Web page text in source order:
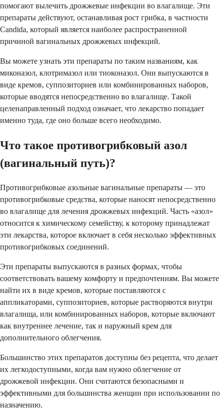
помогают вылечить дрожжевые инфекции во влагалище. Эти
препараты действуют, останавливая рост грибка, в частности
Candida, который является наиболее распространенной
причиной вагинальных дрожжевых инфекций.
Вы можете узнать эти препараты по таким названиям, как
миконазол, клотримазол или тиоконазол. Они выпускаются в
виде кремов, суппозиториев или комбинированных наборов,
которые вводятся непосредственно во влагалище. Такой
целенаправленный подход означает, что лекарство попадает
именно туда, где оно больше всего необходимо.
Что такое противогрибковый азол
(вагинальный путь)?
Противогрибковые азольные вагинальные препараты — это
противогрибковые средства, которые наносят непосредственно
во влагалище для лечения дрожжевых инфекций. Часть «азол»
относится к химическому семейству, к которому принадлежат
эти лекарства, которое включает в себя несколько эффективных
противогрибковых соединений.
Эти препараты выпускаются в разных формах, чтобы
соответствовать вашему комфорту и предпочтениям. Вы можете
найти их в виде кремов, которые поставляются с
аппликаторами, суппозиториев, которые растворяются внутри
влагалища, или комбинированных наборов, которые включают
как внутреннее лечение, так и наружный крем для
дополнительного облегчения.
Большинство этих препаратов доступны без рецепта, что делает
их легкодоступными, когда вам нужно облегчение от
дрожжевой инфекции. Они считаются безопасными и
эффективными для большинства женщин при использовании по
назначению.